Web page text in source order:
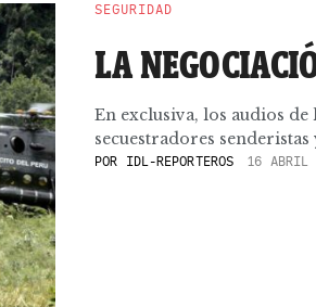
SEGURIDAD
LA
En exclusiva, los audios
secuestradores
POR IDL-REPORTEROS 16 ABRIL